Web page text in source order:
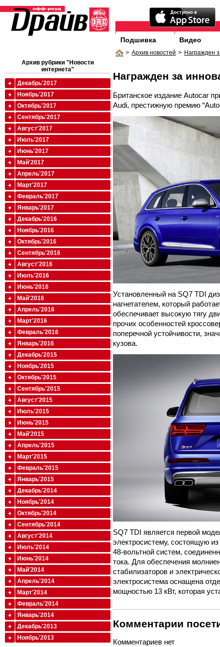
Подшивка Видео
> Архив новостей > Награжден
Награжден за
Британское издание Autocar
Audi, престижную премию
Установленный на SQ7 TDI
нагнетателем, который
обеспечивает высокую тягу
прочих особенностей
поперечной устойчивости,
кузова.
SQ7 TDI является первой
электросистему, состоящую
48-вольтной систем,
тока. Для обеспечения
стабилизаторов и
электросистема оснащена
мощностью 13 кВт, которая
Комментарии
Комментариев нет
Архив рубрики "Новости
интернета"
Декабрь'2017
Ноябрь'2017
Октябрь'2017
Сентябрь'2017
Август'2017
Июль'2017
Июнь'2017
Май'2017
Апрель'2017
Март'2017
Февраль'2017
Январь'2017
Декабрь'2016
Ноябрь'2016
Октябрь'2016
Сентябрь'2016
Август'2016
Июль'2016
Июнь'2016
Май'2016
Апрель'2016
Март'2016
Февраль'2016
Январь'2016
Декабрь'2015
Ноябрь'2015
Октябрь'2015
Сентябрь'2015
Август'2015
Июль'2015
Июнь'2015
Май'2015
Апрель'2015
Март'2015
Февраль'2015
Январь'2015
Декабрь'2014
Ноябрь'2014
Октябрь'2014
Сентябрь'2014
Август'2014
Июль'2014
Июнь'2014
Май'2014
Апрель'2014
Март'2014
Февраль'2014
Январь'2014
Декабрь'2013
Ноябрь'2013